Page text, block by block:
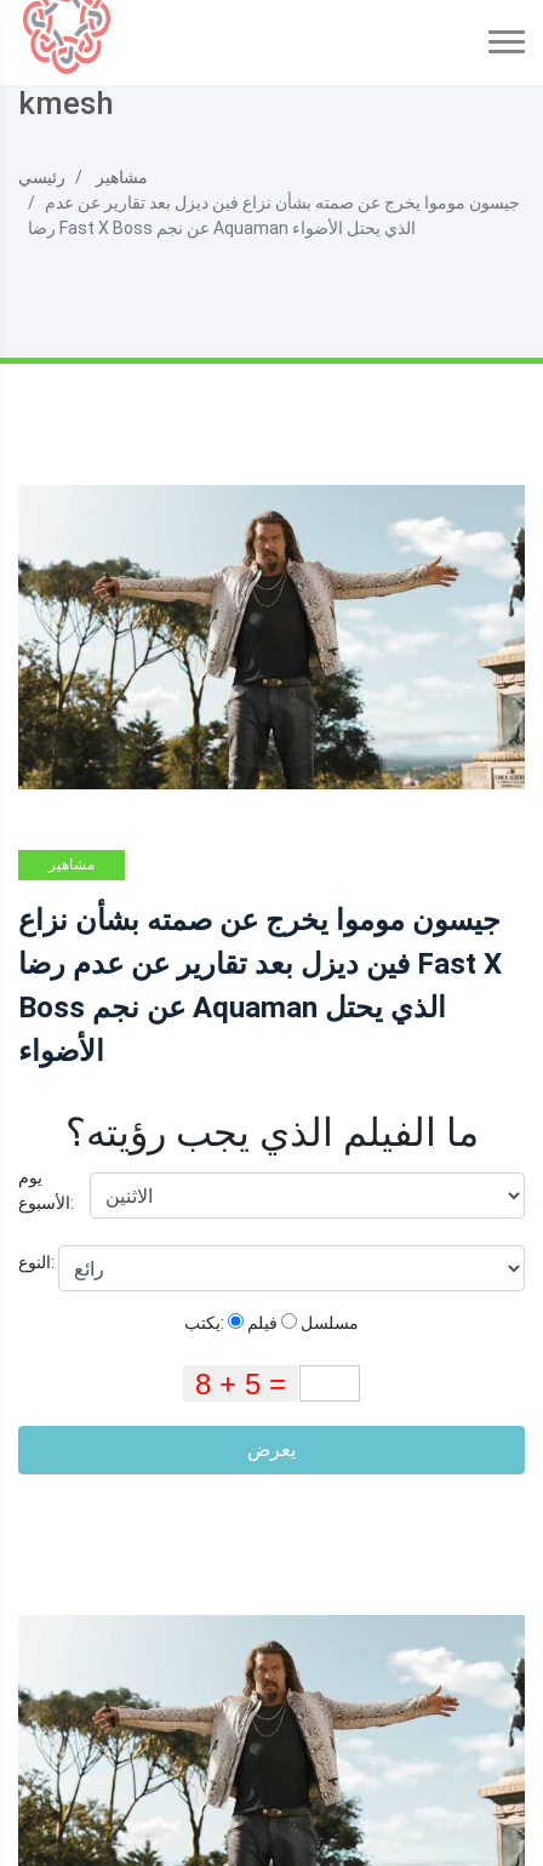
kmesh
رئيسي
مشاهير
جيسون موموا يخرج عن صمته بشأن نزاع فين ديزل بعد تقارير عن عدم
رضا Fast X Boss عن نجم Aquaman الذي يحتل الأضواء
مشاهير
جيسون موموا يخرج عن صمته بشأن نزاع
فين ديزل بعد تقارير عن عدم رضا Fast X
Boss عن نجم Aquaman الذي يحتل
الأضواء
ما الفيلم الذي يجب رؤيته؟
يوم
الأسبوع:
النوع:
يكتب: فيلم مسلسل
يعرض